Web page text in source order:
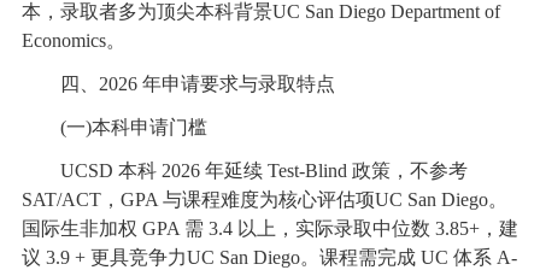
本，录取者多为顶尖本科背景UC San Diego Department of
Economics。
四、2026 年申请要求与录取特点
(一)本科申请门槛
UCSD 本科 2026 年延续 Test-Blind 政策，不参考
SAT/ACT，GPA 与课程难度为核心评估项UC San Diego。
国际生非加权 GPA 需 3.4 以上，实际录取中位数 3.85+，建
议 3.9 + 更具竞争力UC San Diego。课程需完成 UC 体系 A-